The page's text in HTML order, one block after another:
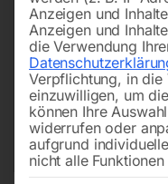
Anzeigen und
Anzeigen und
die Verwendung
Verpflichtung, in die
einzuwilligen, um
können Ihre
widerrufen oder
aufgrund
nicht alle